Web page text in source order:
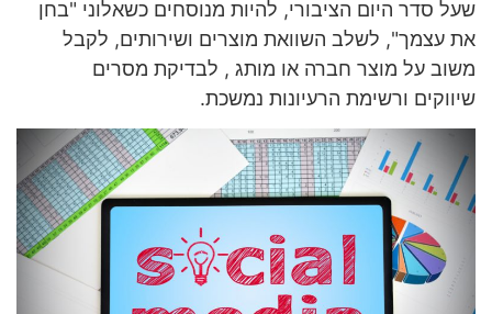
שעל סדר היום הציבורי, להיות מנוסחים כשאלוני "בחן
את עצמך", לשלב השוואת מוצרים ושירותים, לקבל
משוב על מוצר חברה או מותג , לבדיקת מסרים
שיווקים ורשימת הרעיונות נמשכת.